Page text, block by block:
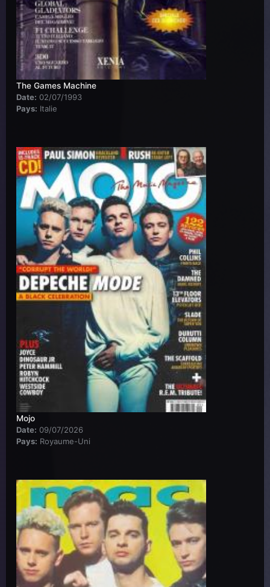
The Games Machine
Date: 02/07/1993
Pays: Italie
Mojo
Date: 09/07/2026
Pays: Royaume-Uni